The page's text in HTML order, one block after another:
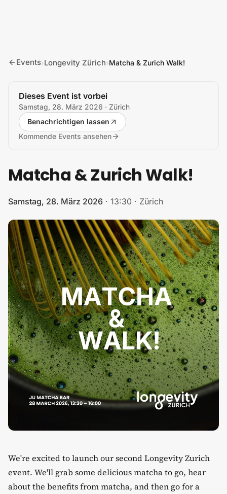
Events›Longevity Zürich›Matcha & Zurich Walk!
Dieses Event ist vorbei
Samstag, 28. März 2026 · Zürich
Benachrichtigen lassen
Kommende Events ansehen
Matcha & Zurich Walk!
Samstag, 28. März 2026 · 13:30 · Zürich
We're excited to launch our second Longevity Zurich
event. We'll grab some delicious matcha to go, hear
about the benefits from matcha, and then go for a